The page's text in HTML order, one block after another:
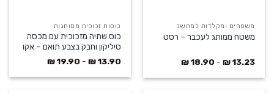
משטחים ומקלדות למחשב
משטח ממותג לעכבר – רסט
13.23
₪
-
18.90
₪
כוסות זכוכית ממותגות
כוס שתיה מזכוכית עם מכסה
סיליקון וחבק בצבע תואם – אקו
13.90
₪
-
19.90
₪